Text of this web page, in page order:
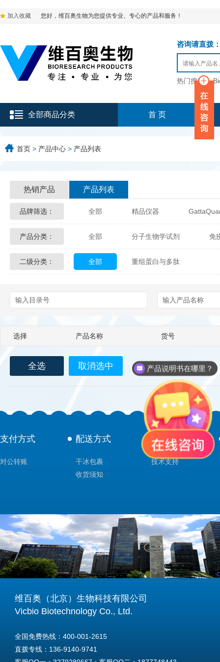
加入收藏 您好，维百奥生物为您提供专业、专心的产品和服务！
咨询请直拨
热门搜索：
全部商品分类 首 页
首页 > 产品中心 > 产品列表
热销产品 产品列表
品牌筛选： 全部 精品仪器
Glycon Biochem Sterlitech
Echelon Biosciences
Biotez Berlin Diametra
Berry & Associates Zedira
LGC Maine Standards Biolife
Abbexa AbD Serotec
产品分类： 全部 分子生物学试剂 免
化学及生物化学试剂
二级分类： 全部 重组蛋白与多肽
选择 产品名称 货号
全选 取消选中
支付方式
对公转账
配送方式
干冰包裹
收货须知
售后服务
技术支持
维百奥（北京）生物科技有限公司
Vicbio Biotechnology Co., Ltd.
全国免费热线：400-001-2615
直拨专线：136-9140-9741
产品说明书在哪里？